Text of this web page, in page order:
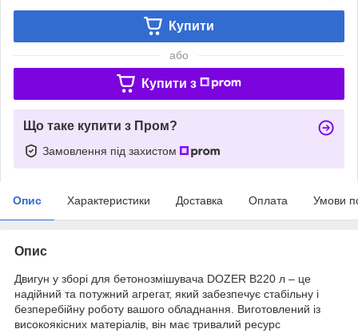
Купити
або
Купити з
Що таке купити з Пром?
Замовлення під захистом
Опис Характеристики Доставка Оплата Умови
Опис
Двигун у зборі для бетонозмішувача DOZER B220 л – це
надійний та потужний агрегат, який забезпечує стабільну і
безперебійну роботу вашого обладнання. Виготовлений із
високоякісних матеріалів, він має тривалий ресурс